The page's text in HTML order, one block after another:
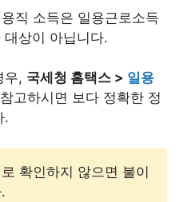
직 소득은 일용근로소득
대상이 아닙니다.
우, 국세청 홈택스 > 일용
고하시면 보다 정확한 정
.
확인하지 않으면 불이